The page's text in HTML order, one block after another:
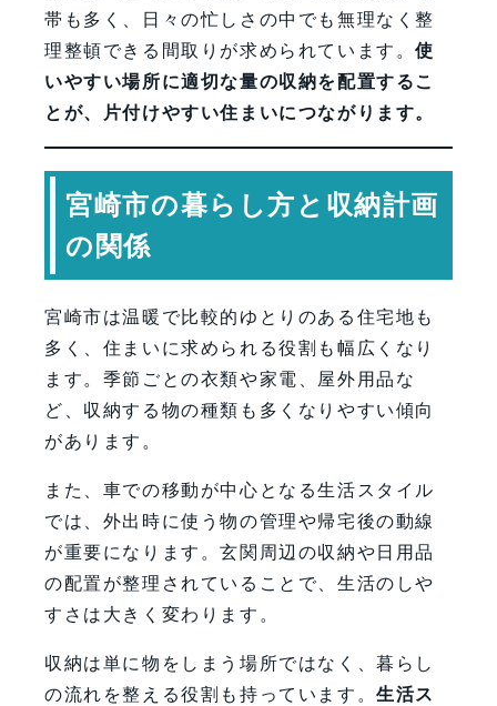
帯も多く、日々の忙しさの中でも無理なく整
理整頓できる間取りが求められています。使
いやすい場所に適切な量の収納を配置するこ
とが、片付けやすい住まいにつながります。
宮崎市の暮らし方と収納計画
の関係
宮崎市は温暖で比較的ゆとりのある住宅地も
多く、住まいに求められる役割も幅広くなり
ます。季節ごとの衣類や家電、屋外用品な
ど、収納する物の種類も多くなりやすい傾向
があります。
また、車での移動が中心となる生活スタイル
では、外出時に使う物の管理や帰宅後の動線
が重要になります。玄関周辺の収納や日用品
の配置が整理されていることで、生活のしや
すさは大きく変わります。
収納は単に物をしまう場所ではなく、暮らし
の流れを整える役割も持っています。生活ス